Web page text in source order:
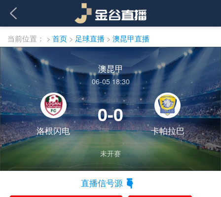
当前位置： > 首页 > 足球直播 > 澳昆甲直播
澳昆甲
06-05 18:30
洛根闪电
0-0
卡帕拉巴
未开赛
直播信号源